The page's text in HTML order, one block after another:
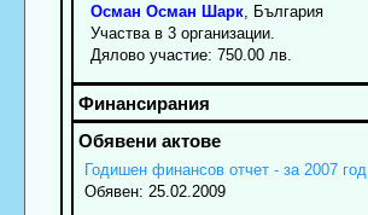
Осман Осман Шарк, България
Участва в 3 организации.
Дялово участие: 750.00 лв.
Годишен финансов отчет - за 2007 год
Обявен: 25.02.2009